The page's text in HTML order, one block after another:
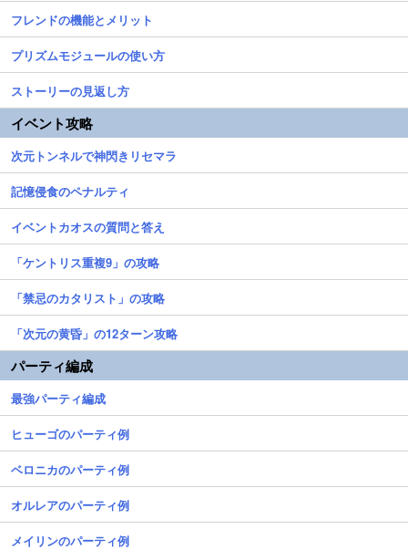
フレンドの機能とメリット
プリズムモジュールの使い方
ストーリーの見返し方
イベント攻略
次元トンネルで神閃きリセマラ
記憶侵食のペナルティ
イベントカオスの質問と答え
「ケントリス重複9」の攻略
「禁忌のカタリスト」の攻略
「次元の黄昏」の12ターン攻略
パーティ編成
最強パーティ編成
ヒューゴのパーティ例
ベロニカのパーティ例
オルレアのパーティ例
メイリンのパーティ例